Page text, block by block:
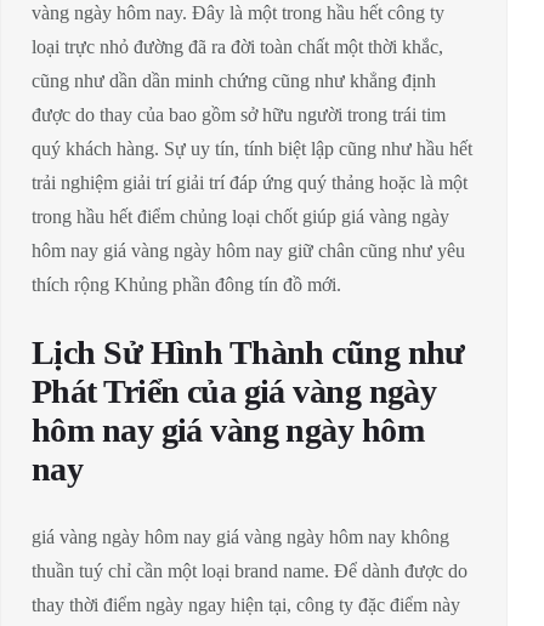
vàng ngày hôm nay. Đây là một trong hầu hết công ty
loại trực nhỏ đường đã ra đời toàn chất một thời khắc,
cũng như dần dần minh chứng cũng như khẳng định
được do thay của bao gồm sở hữu người trong trái tim
quý khách hàng. Sự uy tín, tính biệt lập cũng như hầu hết
trải nghiệm giải trí giải trí đáp ứng quý thảng hoặc là một
trong hầu hết điểm chủng loại chốt giúp giá vàng ngày
hôm nay giá vàng ngày hôm nay giữ chân cũng như yêu
thích rộng Khủng phần đông tín đồ mới.
Lịch Sử Hình Thành cũng như
Phát Triển của giá vàng ngày
hôm nay giá vàng ngày hôm
nay
giá vàng ngày hôm nay giá vàng ngày hôm nay không
thuần tuý chỉ cần một loại brand name. Để dành được do
thay thời điểm ngày ngay hiện tại, công ty đặc điểm này